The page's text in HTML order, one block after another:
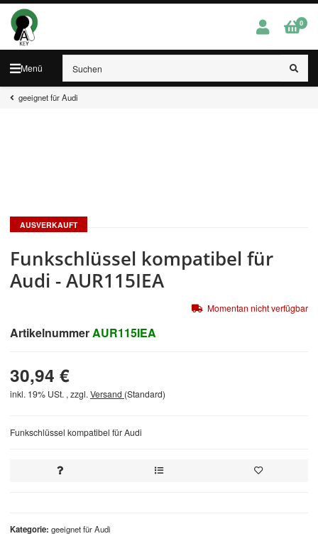
Menü
0
geeignet für Audi
AUSVERKAUFT
Funkschlüssel kompatibel für
Audi - AUR115IEA
ArtikelnummerAUR115IEA
Kategorie geeignet für Audi
Funkschlüssel kompatibel für Audi
30,94 €
inkl. 19% USt. , zzgl. Versand (Standard)
Momentan nicht verfügbar